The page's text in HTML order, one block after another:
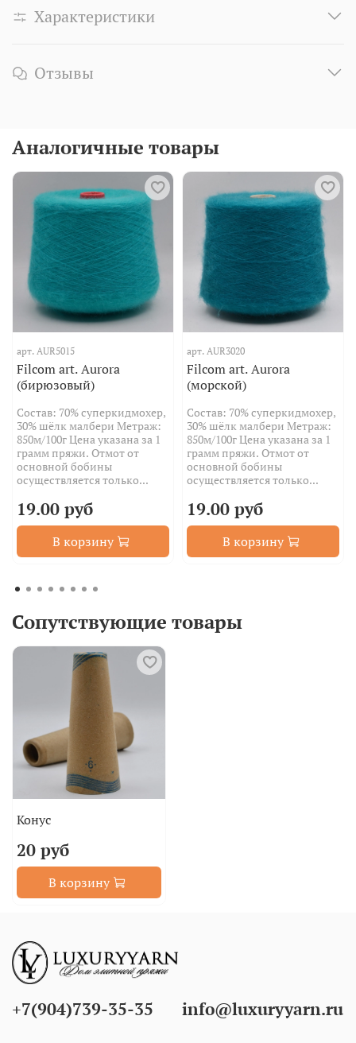
Характеристики
Отзывы
Аналогичные товары
арт. AUR5015
Filcom art. Aurora
(бирюзовый)
Состав: 70% суперкидмохер,
30% шёлк малбери Метраж:
850м/100г Цена указана за 1
грамм пряжи. Отмот от
основной бобины
осуществляется только...
19.00 руб
В корзину
арт. AUR3020
Filcom art. Aurora
(морской)
Состав: 70% суперкидмохер,
30% шёлк малбери Метраж:
850м/100г Цена указана за 1
грамм пряжи. Отмот от
основной бобины
осуществляется только...
19.00 руб
В корзину
Сопутствующие товары
Конус
20 руб
В корзину
+7(904)739-35-35 info@luxuryyarn.ru